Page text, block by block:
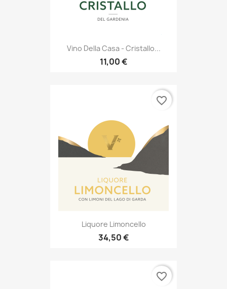
Vino Della Casa - Cristallo...
11,00 €
Liquore Limoncello
34,50 €
favorite_border
favorite_border